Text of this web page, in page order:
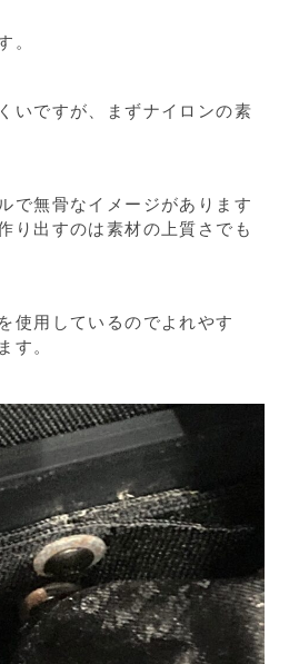
。
いですが、まずナイロンの素
で無骨なイメージがあります
り出すのは素材の上質さでも
使用しているのでよれやす
す。